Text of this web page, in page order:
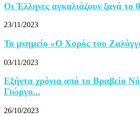
Οι Έλληνες αγκαλιάζουν ξανά το
23/11/2023
Το μνημείο «Ο Χορός του
03/11/2023
Εξήντα χρόνια από το Βραβείο
Γιώργο...
26/10/2023